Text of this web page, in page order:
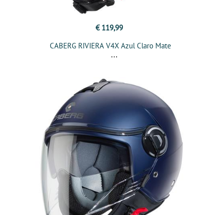
€ 119,99
CABERG RIVIERA V4X Azul Claro Mate